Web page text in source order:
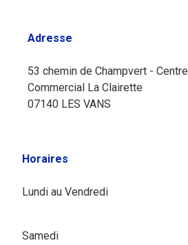
Adresse
53 chemin de Champvert - Centre
Commercial La Clairette
07140 LES VANS
Horaires
Lundi au Vendredi
Samedi